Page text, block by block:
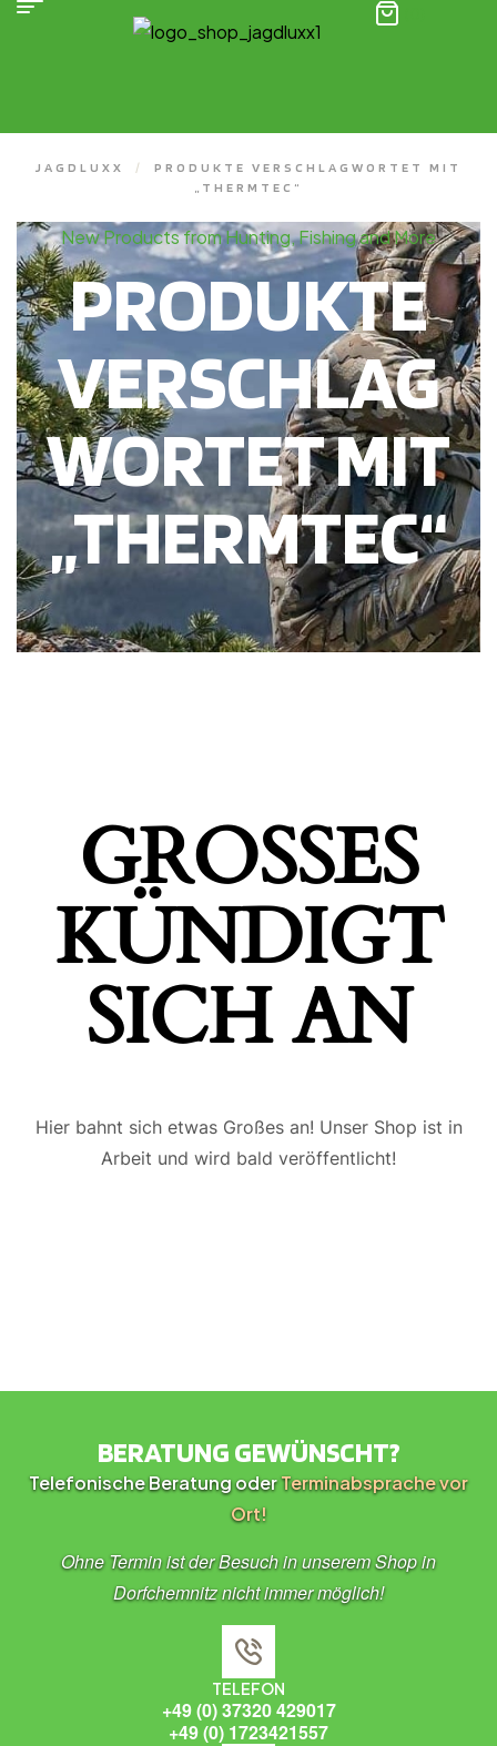
JAGDLUXX /
PRODUKTE VERSCHLAGWORTET MIT
„THERMTEC“
New Products from Hunting, Fishing and More
PRODUKTE
VERSCHLAG
WORTET MIT
„THERMTEC“
GROSSES K
ÜNDIGT S
ICH AN
Hier bahnt sich etwas Großes an! Unser Shop ist in
Arbeit und wird bald veröffentlicht!
BERATUNG GEWÜNSCHT?
Telefonische Beratung oderTerminabsprache vor
Ort!
Ohne Termin ist der Besuch in unserem Shop in
Dorfchemnitz nicht immer möglich!
TELEFON
+49 (0) 37320 429017
+49 (0) 1723421557